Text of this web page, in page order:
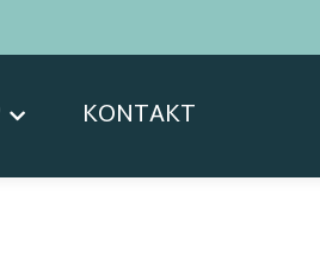
KONTAKT